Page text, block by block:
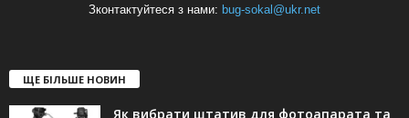
Зконтактуйтеся з нами: bug-sokal@ukr.net
ЩЕ БІЛЬШЕ НОВИН
Як вибрати штатив для фотоапарата та